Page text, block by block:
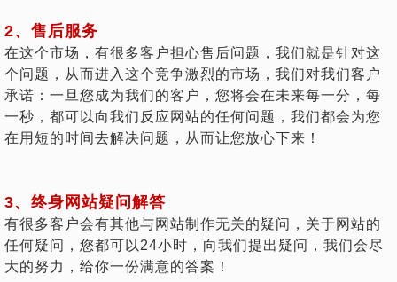
2、售后服务
在这个市场，有很多客户担心售后问题，我们就是针对这
个问题，从而进入这个竞争激烈的市场，我们对我们客户
承诺：一旦您成为我们的客户，您将会在未来每一分，每
一秒，都可以向我们反应网站的任何问题，我们都会为您
在用短的时间去解决问题，从而让您放心下来！
3、终身网站疑问解答
有很多客户会有其他与网站制作无关的疑问，关于网站的
任何疑问，您都可以24小时，向我们提出疑问，我们会尽
大的努力，给你一份满意的答案！